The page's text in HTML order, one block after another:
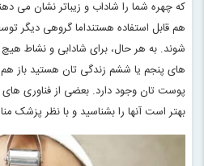
که چهره شما را شاداب و زیباتر نشان می
هم قابل استفاده هستنداما گروهی
شوند. به هر حال، برای شادابی و نشاط
های پنجم یا ششم زندگی تان هستید باز
پوست تان وجود دارد. بعضی از فناوری
بهتر است آنها را بشناسید و با نظر پزشک